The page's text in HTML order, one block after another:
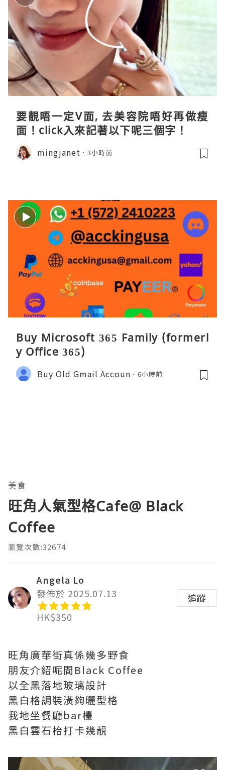
要靚唔一定V面, 去美容院唔好再做瘦
面！click入來記著以下呢三個字！
mingjanet 3小時前
Buy Microsoft 365 Family (formerl
y Office 365)
Buy Old Gmail Accoun 6小時前
美食
旺角人氣型格Cafe@ Black
Coffee
瀏覽次數:32674
Angela Lo
發佈於 2025.07.13
HK$350
追蹤
旺角廣華街真係幾多野食
朋友介紹呢間Black Coffee
以全黑落地玻璃設計
黑白格調裝潢夠曬型格
我地坐餐廳bar檯
黑白雲石枱打卡幾靚